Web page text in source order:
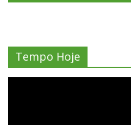
Tempo Hoje